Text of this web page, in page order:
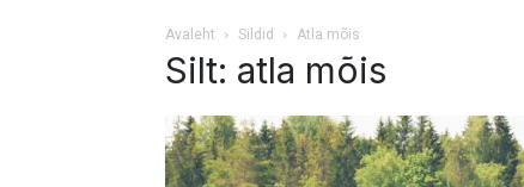
Avaleht Sildid Atla mõis
Silt: atla mõis